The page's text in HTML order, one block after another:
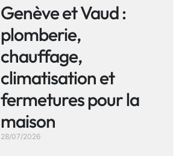
Genève et Vaud :
plomberie,
chauffage,
climatisation et
fermetures pour la
maison
28/07/2026